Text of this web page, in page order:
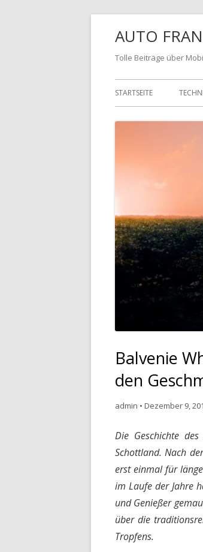
AUTO
Tolle Beiträge über
STARTSEITE
Balvenie
den
admin • Dezember 9,
Die Geschichte
Schottland. Nach
erst einmal für
im Laufe der Jahre
und Genießer
über die
Tropfens.